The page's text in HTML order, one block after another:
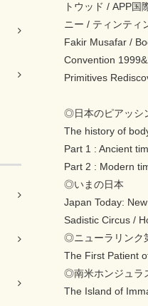
トウッド / APP
ニー / ティンティ
Fakir Musafar /
Convention
Primitives
◎日本のピアッシ
The history of
Part 1 : Ancient
Part 2 : Modern
◎いまの日本
Japan Today:
Sadistic Circus /
◎ニューラリンク
The First Patient
◎南米ホンジュラ
The Island of